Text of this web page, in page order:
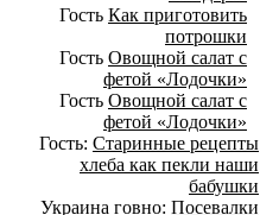
Гость Как приготовить
потрошки
Гость Овощной салат с
фетой «Лодочки»
Гость Овощной салат с
фетой «Лодочки»
Гость: Старинные рецепты
хлеба как пекли наши
бабушки
Украина говно: Посевалки